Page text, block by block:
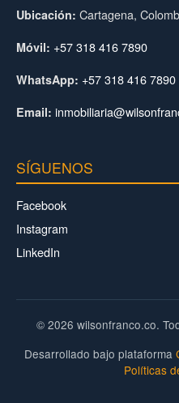
Ubicación: Cartagena,
Móvil: +57 318 416 7890
WhatsApp: +57 318 416 7890
Email:
SÍGUENOS
Facebook
Instagram
LinkedIn
© 2026 wilsonfranco.co.
Desarrollado bajo plataforma
Políticas